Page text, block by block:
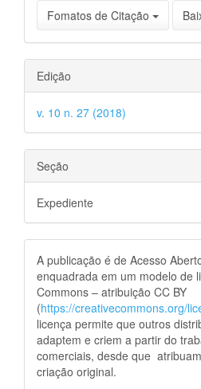
Fomatos de Citação
Edição
v. 10 n. 27 (2018)
Seção
Expediente
A publicação é de Acesso
enquadrada em um modelo de
Commons – atribuição CC BY
(https://creativecommons.org/
licença permite que outros
adaptem e criem a partir do
comerciais, desde que
criação original.